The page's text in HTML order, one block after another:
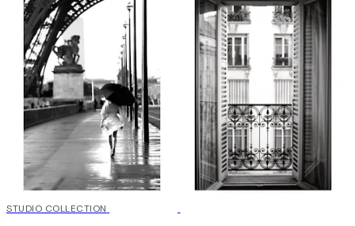
50%*
STUDIO COLLECTION